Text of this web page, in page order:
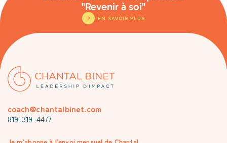
"Revenir à soi"
EN SAVOIR PLUS
coach@chantalbinet.com
819-319-4477